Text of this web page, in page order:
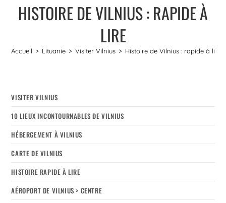
HISTOIRE DE VILNIUS : RAPIDE À
LIRE
Accueil > Lituanie > Visiter Vilnius > Histoire de Vilnius : rapide à lire
VISITER VILNIUS
10 LIEUX INCONTOURNABLES DE VILNIUS
HÉBERGEMENT À VILNIUS
CARTE DE VILNIUS
HISTOIRE RAPIDE À LIRE
AÉROPORT DE VILNIUS > CENTRE